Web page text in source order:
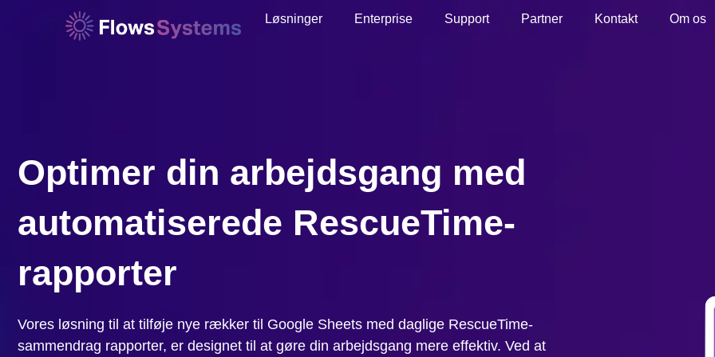
Løsninger Enterprise Support Partner Kontakt Om os
Optimer din arbejdsgang med
automatiserede RescueTime-
rapporter
Vores løsning til at tilføje nye rækker til Google Sheets med daglige RescueTime-
sammendrag rapporter, er designet til at gøre din arbejdsgang mere effektiv. Ved at